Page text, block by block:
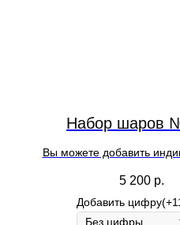
Набор шаров
Вы можете добавить
5 200 р.
Добавить